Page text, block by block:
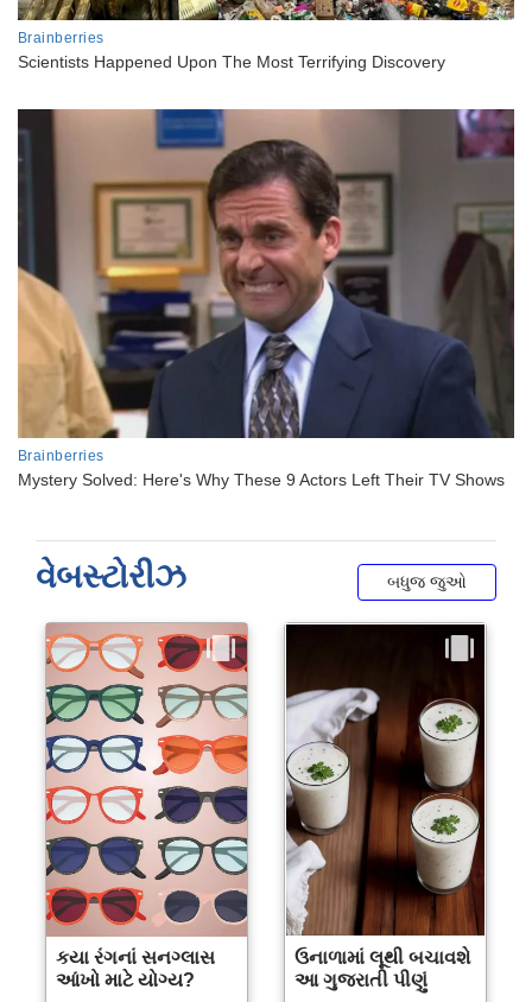
વેબસ્ટોરીઝ બધુજ જુઓ
કયા રંગનાં સનગ્લાસ
આંખો માટે યોગ્ય?
ઉનાળામાં લૂથી બચાવશે
આ ગુજરાતી પીણું